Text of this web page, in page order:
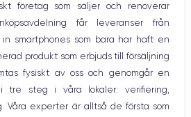
6
Fréq. processeur
2.65 GHz
12 Mpx
företag som säljer och renoverar
får leveranser från
in smartphones som bara har haft en
produkt som erbjuds till försäljning
fysiskt av oss och genomgår en
i tre steg i våra lokaler: verifiering,
Våra experter är alltså de första som